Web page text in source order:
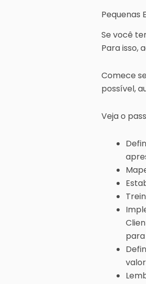
Pequenas
Se você
Para isso,
Comece
possível,
Veja o
para